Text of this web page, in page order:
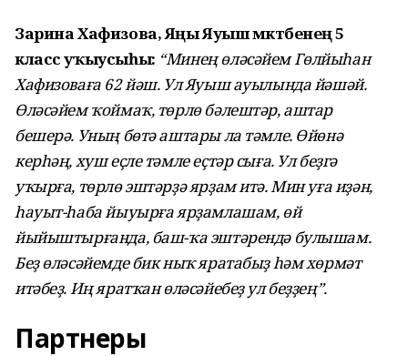
Зарина Хафизова, Яңы Яуыш мәктәбенең 5
класс уҡыусыһы: “Минең өләсәйем Гөлйыһан
Хафизоваға 62 йәш. Ул Яуыш ауылында йәшәй.
Өләсәйем ҡоймаҡ, төрлө бәлештәр, аштар
бешерә. Уның бөтә аштары ла тәмле. Өйөнә
керһәң, хуш еҫле тәмле еҫтәр сыға. Ул беҙгә
уҡырға, төрлө эштәрҙә ярҙам итә. Мин уға иҙән,
һауыт-һаба йыуырға ярҙамлашам, өй
йыйыштырғанда, баш-ҡа эштәрендә булышам.
Беҙ өләсәйемде бик ныҡ яратабыҙ һәм хөрмәт
итәбеҙ. Иң яратҡан өләсәйебеҙ ул беҙҙең”.
Партнеры